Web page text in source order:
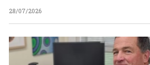
28/07/2026